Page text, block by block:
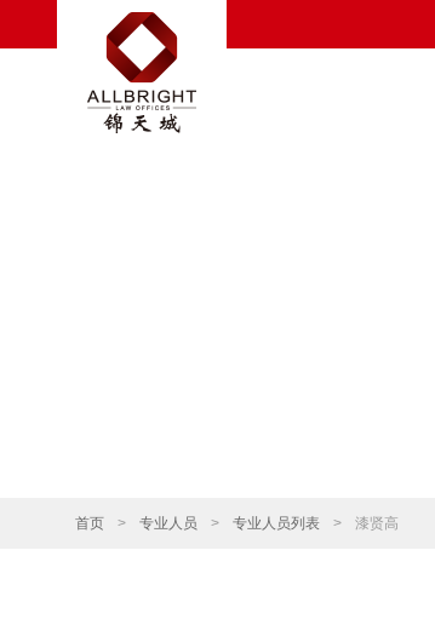
首页 > 专业人员 > 专业人员列表 > 漆贤高